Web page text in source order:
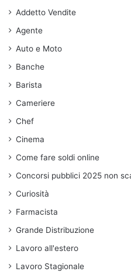
Addetto Vendite
Agente
Auto e Moto
Banche
Barista
Cameriere
Chef
Cinema
Come fare soldi online
Concorsi pubblici 2025 non
Curiosità
Farmacista
Grande Distribuzione
Lavoro all'estero
Lavoro Stagionale